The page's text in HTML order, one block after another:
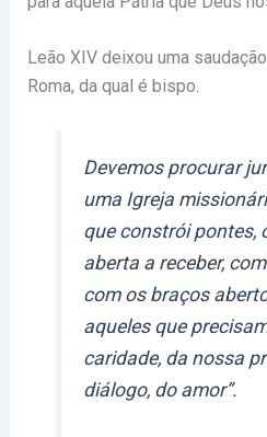
Leão XIV deixou uma
Roma, da qual é bispo.
Devemos procurar
uma Igreja
que constrói pontes,
aberta a receber,
com os braços
aqueles que
caridade, da nossa
diálogo, do amor”.